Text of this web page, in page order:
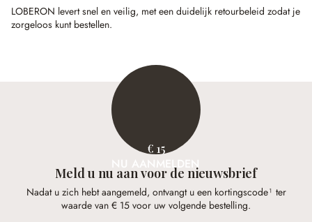
LOBERON levert snel en veilig, met een duidelijk retourbeleid zodat je
zorgeloos kunt bestellen.
€ 15
NU AANMELDEN
Meld u nu aan voor de nieuwsbrief
Nadat u zich hebt aangemeld, ontvangt u een kortingscode¹ ter
waarde van € 15 voor uw volgende bestelling.